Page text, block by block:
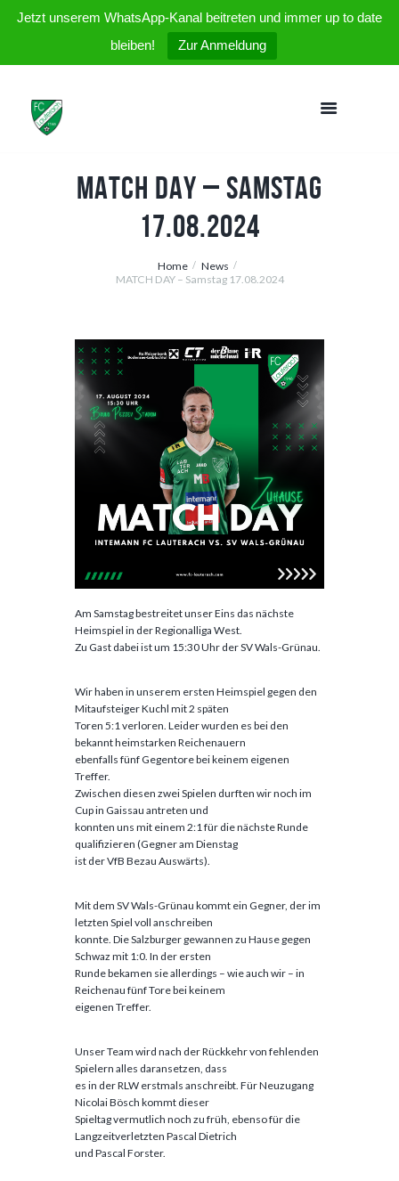
Jetzt unserem WhatsApp-Kanal beitreten und immer up to date
bleiben!
Zur Anmeldung
MATCH DAY – Samstag
17.08.2024
Home
News
MATCH DAY – Samstag 17.08.2024
Am Samstag bestreitet unser Eins das nächste
Heimspiel in der Regionalliga West.
Zu Gast dabei ist um 15:30 Uhr der SV Wals-Grünau.
Wir haben in unserem ersten Heimspiel gegen den
Mitaufsteiger Kuchl mit 2 späten
Toren 5:1 verloren. Leider wurden es bei den
bekannt heimstarken Reichenauern
ebenfalls fünf Gegentore bei keinem eigenen
Treffer.
Zwischen diesen zwei Spielen durften wir noch im
Cup in Gaissau antreten und
konnten uns mit einem 2:1 für die nächste Runde
qualifizieren (Gegner am Dienstag
ist der VfB Bezau Auswärts).
Mit dem SV Wals-Grünau kommt ein Gegner, der im
letzten Spiel voll anschreiben
konnte. Die Salzburger gewannen zu Hause gegen
Schwaz mit 1:0. In der ersten
Runde bekamen sie allerdings – wie auch wir – in
Reichenau fünf Tore bei keinem
eigenen Treffer.
Unser Team wird nach der Rückkehr von fehlenden
Spielern alles daransetzen, dass
es in der RLW erstmals anschreibt. Für Neuzugang
Nicolai Bösch kommt dieser
Spieltag vermutlich noch zu früh, ebenso für die
Langzeitverletzten Pascal Dietrich
und Pascal Forster.